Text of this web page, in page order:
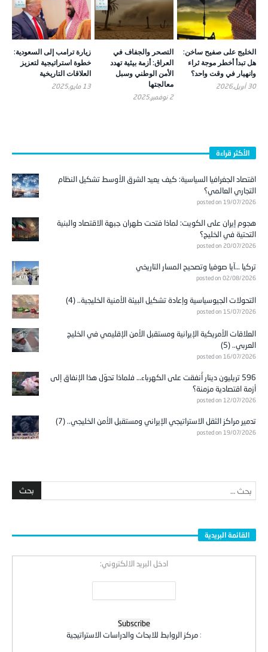
الخليج على صفيح ساخن:
هل تبدأ أخطر موجة ثراء
وانهيار في وقت واحد؟
30 أبريل,2026
التصحر والجفاف في
العراق: أزمة بيئية تهدد
الأمن الوطني وسبل
معالجتها
2 نوفمبر,2025
زيارة ترامب إلى السعودية:
خطوة استراتيجية لتعزيز
العلاقات التاريخية
13 مايو,2025
الأكثر قراءة
اقتصاد الجغرافيا السياسية: كيف يعيد الشرق الأوسط تشكيل النظام
التجاري العالمي؟
posted on 19/07/2026
هجوم إيران على الكويت: لماذا فتحت طهران جبهة الاقتصاد والبنية
التحتية في الخليج؟
posted on 20/07/2026
تركيا …آيا صوفيا وتصحيح المسار التاريخي
posted on 02/08/2026
التحولات الجيوسياسية وإعادة تشكيل البيئة الأمنية الخليجية.. (4)
posted on 15/07/2026
العلاقات الأمريكية الإيرانية ومستقبل الأمن الإقليمي في الخليج
العربي.. (5)
posted on 16/07/2026
596 تريليون دينار أُنفقت على الكهرباء… فلماذا تحوّل هذا الإنفاق إلى
أزمة اقتصادية مزمنة؟
posted on 12/07/2026
تدمير مراكز الثقل الاستراتيجي الإيراني ومستقبل الأمن الخليجي.. (7)
posted on 19/07/2026
القائمة البريدية
ادخل البريد الالكتروني:
: مركز الروابط للابحاث والدراسات الاستراتيجية